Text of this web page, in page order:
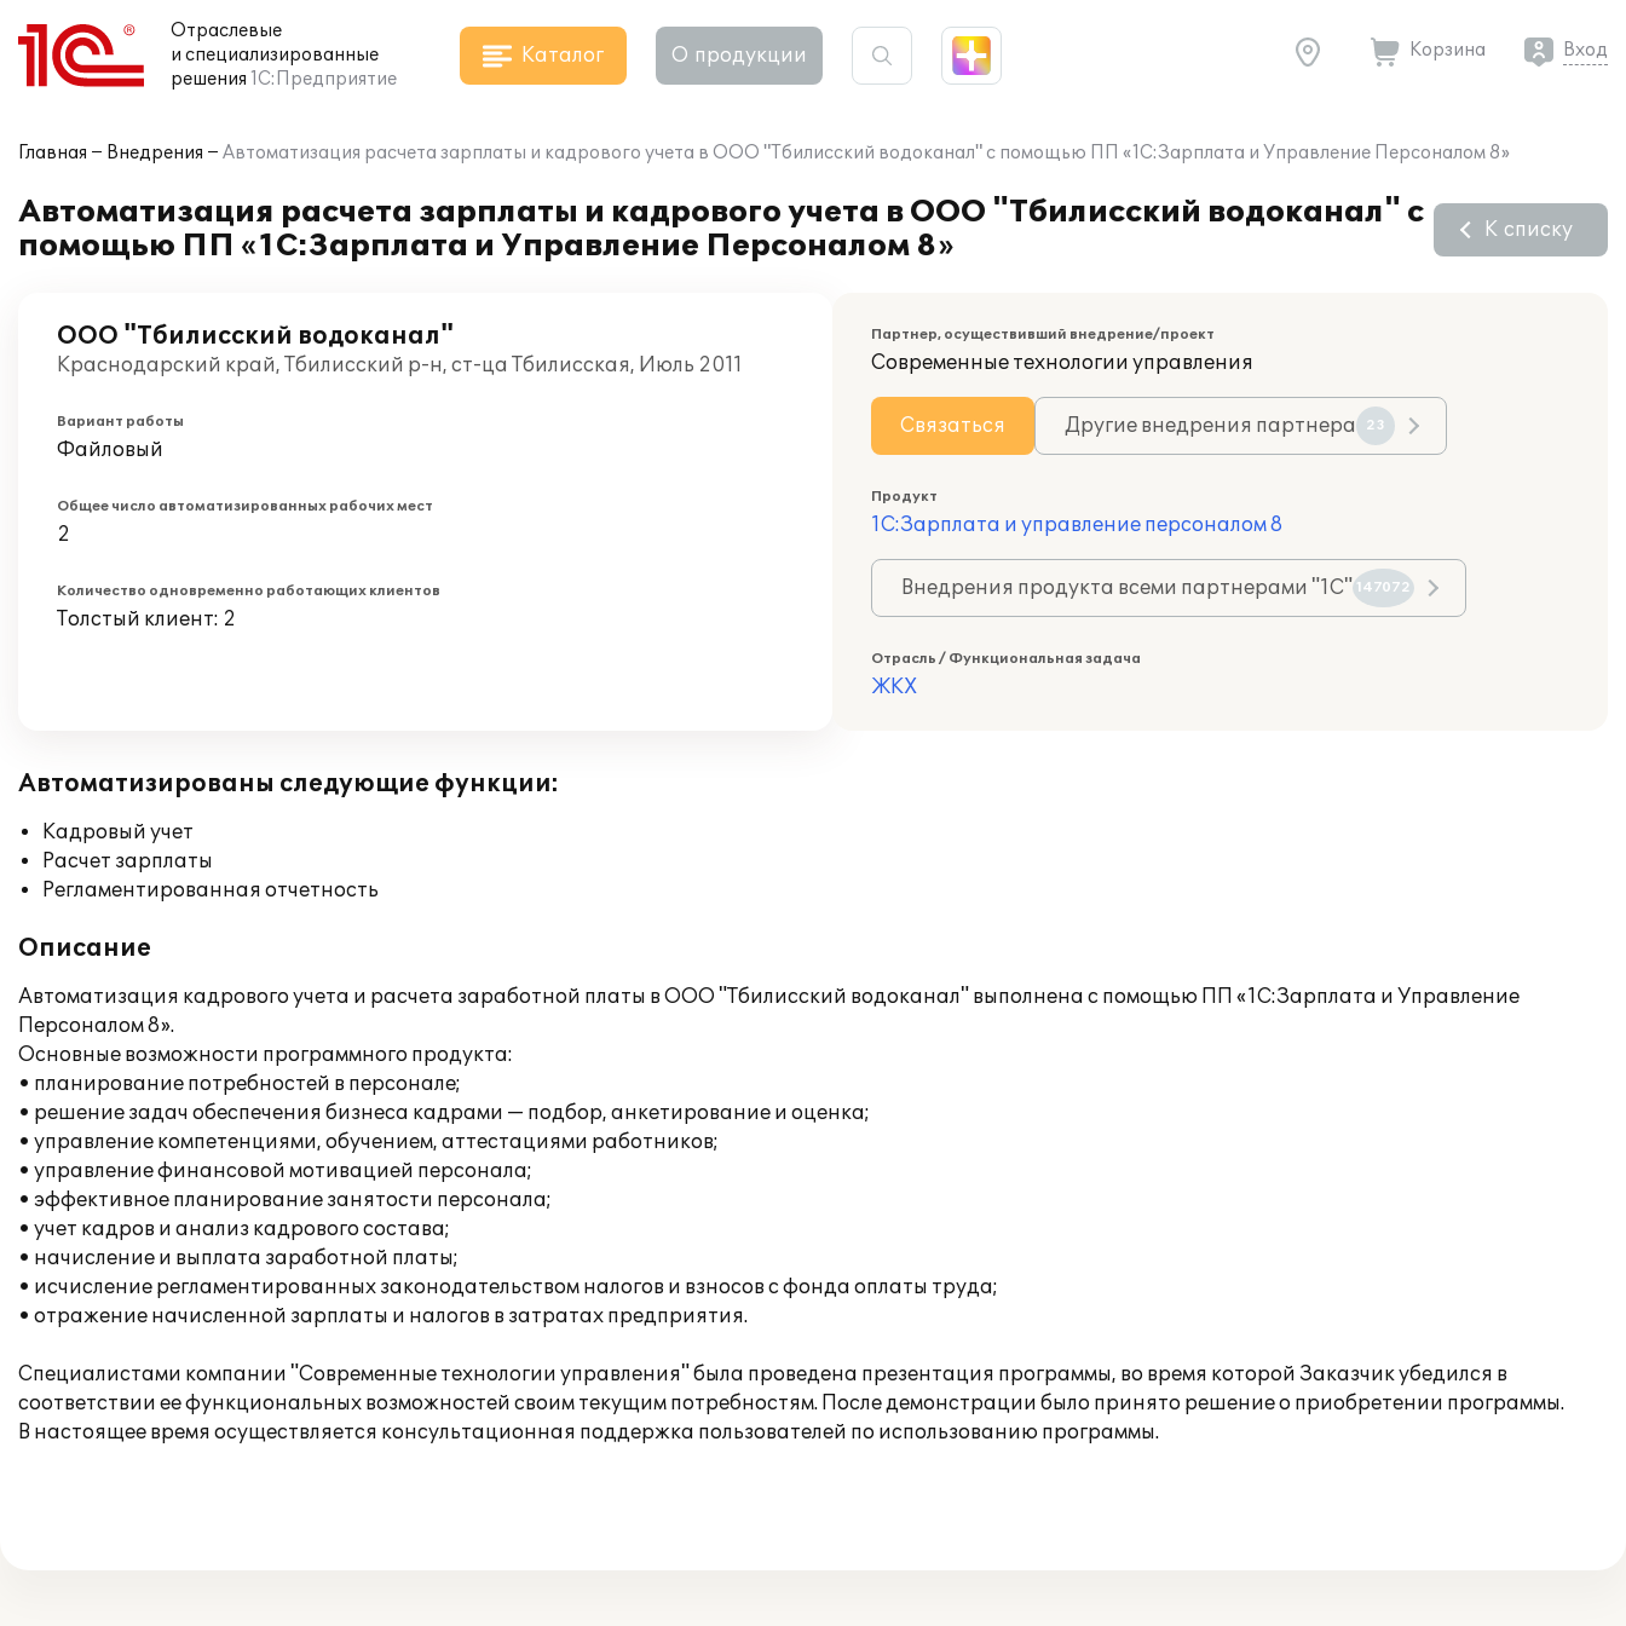
Отраслевые
и специализированные
решения 1С:Предприятие
Каталог О продукции Корзина Вход
Главная Внедрения Автоматизация расчета зарплаты и кадрового учета в ООО "Тбилисский водоканал" с помощью ПП «1С:Зарплата и Управление Персоналом 8»
Автоматизация расчета зарплаты и кадрового учета в ООО "Тбилисский водоканал" с
помощью ПП «1С:Зарплата и Управление Персоналом 8»
К списку
ООО "Тбилисский водоканал"
Краснодарский край, Тбилисский р-н, ст-ца Тбилисская, Июль 2011
Вариант работы
Файловый
Общее число автоматизированных рабочих мест
2
Количество одновременно работающих клиентов
Толстый клиент: 2
Партнер, осуществивший внедрение/проект
Современные технологии управления
Связаться Другие внедрения партнера 23
Продукт
1С:Зарплата и управление персоналом 8
Внедрения продукта всеми партнерами "1С" 147072
Отрасль / Функциональная задача
ЖКХ
Автоматизированы следующие функции:
Кадровый учет
Расчет зарплаты
Регламентированная отчетность
Описание
Автоматизация кадрового учета и расчета заработной платы в ООО "Тбилисский водоканал" выполнена с помощью ПП «1С:Зарплата и Управление
Персоналом 8».
Основные возможности программного продукта:
• планирование потребностей в персонале;
• решение задач обеспечения бизнеса кадрами — подбор, анкетирование и оценка;
• управление компетенциями, обучением, аттестациями работников;
• управление финансовой мотивацией персонала;
• эффективное планирование занятости персонала;
• учет кадров и анализ кадрового состава;
• начисление и выплата заработной платы;
• исчисление регламентированных законодательством налогов и взносов с фонда оплаты труда;
• отражение начисленной зарплаты и налогов в затратах предприятия.
Специалистами компании "Современные технологии управления" была проведена презентация программы, во время которой Заказчик убедился в
соответствии ее функциональных возможностей своим текущим потребностям. После демонстрации было принято решение о приобретении программы.
В настоящее время осуществляется консультационная поддержка пользователей по использованию программы.